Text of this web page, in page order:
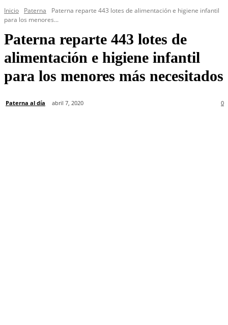
Inicio Paterna
Paterna reparte 443 lotes de alimentación e higiene infantil
para los menores...
Paterna reparte 443 lotes de
alimentación e higiene infantil
para los menores más necesitados
Paterna al día abril 7, 2020 0